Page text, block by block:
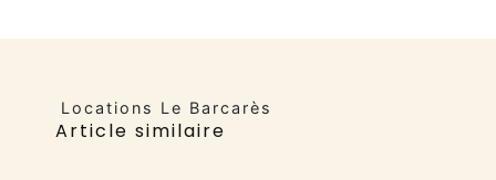
Locations Le Barcarès
Article similaire